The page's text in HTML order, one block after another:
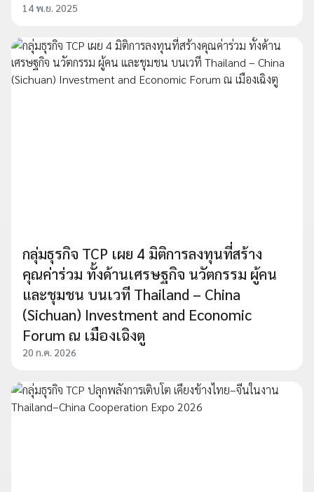
14 พ.ย. 2025
กลุ่มธุรกิจ TCP เผย 4 มิติการลงทุนที่สร้าง
คุณค่าร่วม ทั้งด้านเศรษฐกิจ นวัตกรรม ผู้คน
และชุมชน บนเวที Thailand – China
(Sichuan) Investment and Economic
Forum ณ เมืองเฉิงตู
20 ก.ค. 2026